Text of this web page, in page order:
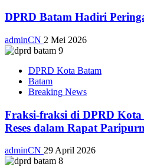
DPRD Batam Hadiri
adminCN 2 Mei 2026
DPRD Kota Batam
Batam
Breaking News
Fraksi-fraksi di DPRD
Reses dalam Rapat
adminCN 29 April 2026